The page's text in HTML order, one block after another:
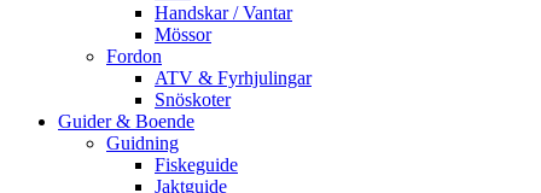
Handskar / Vantar
Mössor
Fordon
ATV & Fyrhjulingar
Snöskoter
Guider & Boende
Guidning
Fiskeguide
Jaktguide